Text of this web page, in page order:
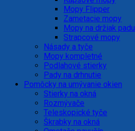
Mopy Flipper
Zametacie mopy
Mopy na držiak padu
Strapcové mopy
Násady a tyče
Mopy kompletné
Podlahové stierky
Pady na drhnutie
Pomôcky na umývanie okien
Stierky na okná
Rozmývače
Teleskopické tyče
Škrabky na okná